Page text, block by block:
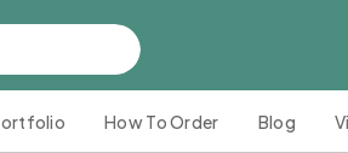
How To Order Blog